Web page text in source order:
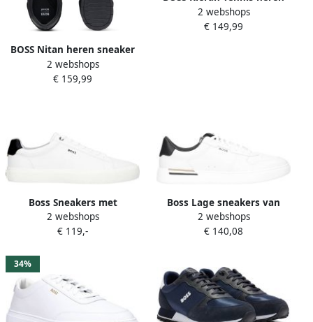
BOSS Nitan heren sneaker
Zwart
2 webshops
€ 159,99
sneaker Donkerblauw
2 webshops
€ 149,99
Boss Sneakers met
labeldetails model 'Aiden'
2 webshops
€ 119,-
Boss Lage sneakers van
echt runderleer model
'CLINT_TENN_lTVPN'
2 webshops
€ 140,08
34%